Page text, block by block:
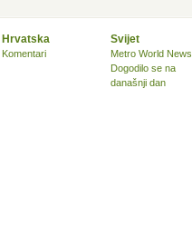
Hrvatska
Komentari
Svijet
Metro World News
Dogodilo se na
današnji dan